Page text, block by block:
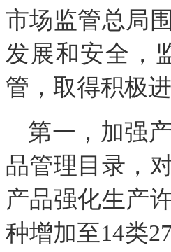
市场监管总局
发展和安全，
管，取得积极进
第一，加强
品管理目录，
产品强化生产
种增加至14类